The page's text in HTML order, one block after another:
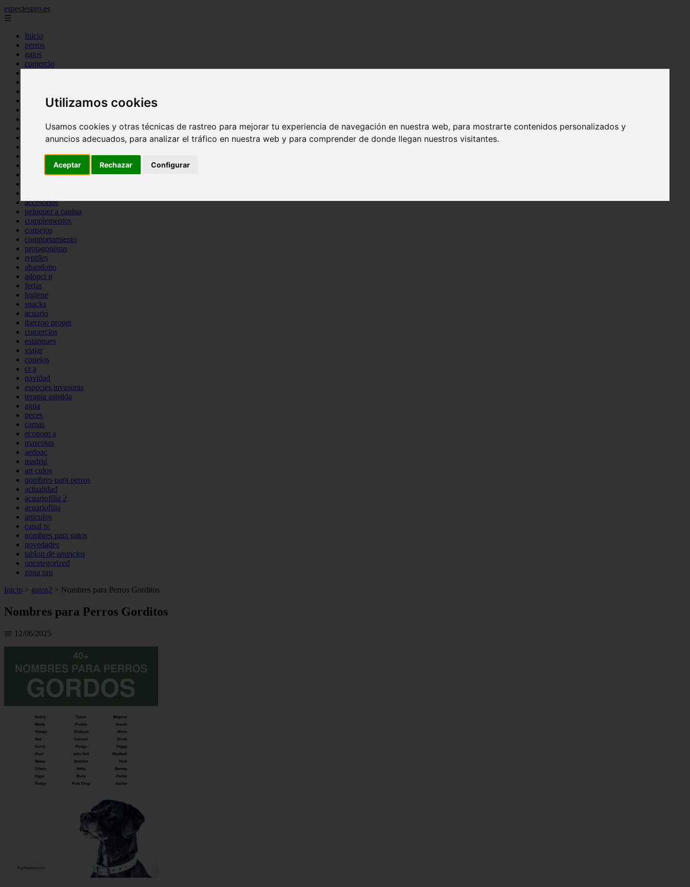
Utilizamos cookies
Usamos cookies y otras técnicas de rastreo para mejorar tu experiencia de navegación en nuestra web, para mostrarte contenidos personalizados y
anuncios adecuados, para analizar el tráfico en nuestra web y para comprender de donde llegan nuestros visitantes.
Aceptar Rechazar Configurar
especiespro.es
☰
Inicio
perros
gatos
comercio
tenencia responsable
mantenimiento
bienestar
peque os mam feros
verano
accesorios
peluquer a canina
complementos
consejos
comportamiento
protagonistas
reptiles
abandono
adopci n
ferias
higiene
snacks
acuario
iberzoo propet
comercios
estanques
viajar
conejos
cr a
navidad
especies invasoras
terapia asistida
agua
peces
camas
econom a
mascotas
aedpac
madrid
art culos
nombres para perros
actualidad
acuariofilia 2
acuariofilia
articulos
canal tv
nombres para gatos
novedades
tablon de anuncios
uncategorized
zona pro
Inicio > gatos2 > Nombres para Perros Gorditos
Nombres para Perros Gorditos
📅 12/06/2025